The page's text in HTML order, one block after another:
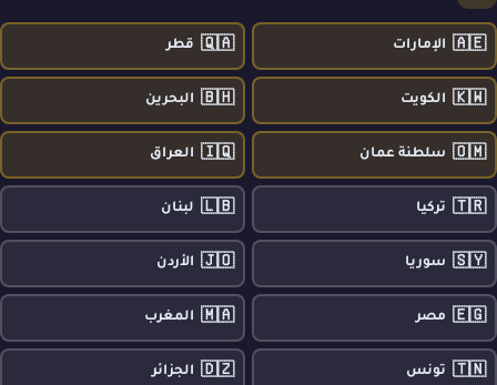
🇦🇪 الإمارات 🇶🇦 قطر
🇰🇼 الكويت 🇧🇭 البحرين
🇴🇲 سلطنة عمان 🇮🇶 العراق
🇹🇷 تركيا 🇱🇧 لبنان
🇸🇾 سوريا 🇯🇴 الأردن
🇪🇬 مصر 🇲🇦 المغرب
🇹🇳 تونس 🇩🇿 الجزائر